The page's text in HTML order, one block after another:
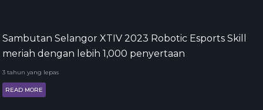
Sambutan Selangor XTIV 2023 Robotic Esports Skill
meriah dengan lebih 1,000 penyertaan
3 tahun yang lepas
READ MORE